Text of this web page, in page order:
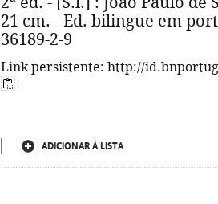
21 cm. - Ed. bilingue em
36189-2-9
Link persistente: http://
ADICIONAR À LISTA